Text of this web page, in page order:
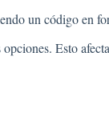
un código en
Esto